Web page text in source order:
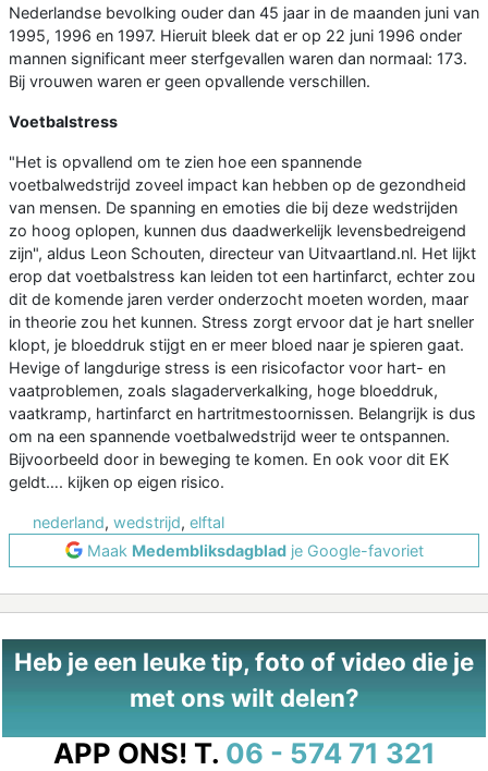
Nederlandse bevolking ouder dan 45 jaar in de maanden juni van
1995, 1996 en 1997. Hieruit bleek dat er op 22 juni 1996 onder
mannen significant meer sterfgevallen waren dan normaal: 173.
Bij vrouwen waren er geen opvallende verschillen.
Voetbalstress
"Het is opvallend om te zien hoe een spannende
voetbalwedstrijd zoveel impact kan hebben op de gezondheid
van mensen. De spanning en emoties die bij deze wedstrijden
zo hoog oplopen, kunnen dus daadwerkelijk levensbedreigend
zijn", aldus Leon Schouten, directeur van Uitvaartland.nl. Het lijkt
erop dat voetbalstress kan leiden tot een hartinfarct, echter zou
dit de komende jaren verder onderzocht moeten worden, maar
in theorie zou het kunnen. Stress zorgt ervoor dat je hart sneller
klopt, je bloeddruk stijgt en er meer bloed naar je spieren gaat.
Hevige of langdurige stress is een risicofactor voor hart- en
vaatproblemen, zoals slagaderverkalking, hoge bloeddruk,
vaatkramp, hartinfarct en hartritmestoornissen. Belangrijk is dus
om na een spannende voetbalwedstrijd weer te ontspannen.
Bijvoorbeeld door in beweging te komen. En ook voor dit EK
geldt…. kijken op eigen risico.
nederland, wedstrijd, elftal
Maak Medembliksdagbladje Google-favoriet
Heb je een leuke tip, foto of video die je
met ons wilt delen?
APP ONS! T. 06 - 574 71 321